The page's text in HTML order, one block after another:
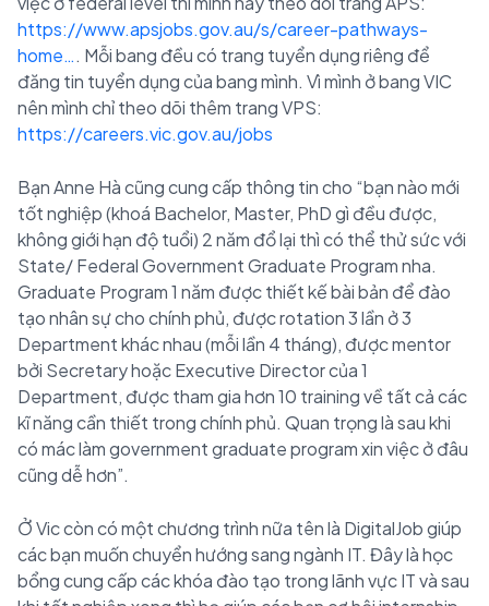
https://www.apsjobs.gov.au/s/career-pathways-
home…. Mỗi bang đều có trang tuyển dụng riêng để
đăng tin tuyển dụng của bang mình. Vì mình ở bang VIC
nên mình chỉ theo dõi thêm trang VPS:
https://careers.vic.gov.au/jobs
Bạn Anne Hà cũng cung cấp thông tin cho “bạn nào mới
tốt nghiệp (khoá Bachelor, Master, PhD gì đều được,
không giới hạn độ tuổi) 2 năm đổ lại thì có thể thử sức với
State/ Federal Government Graduate Program nha.
Graduate Program 1 năm được thiết kế bài bản để đào
tạo nhân sự cho chính phủ, được rotation 3 lần ở 3
Department khác nhau (mỗi lần 4 tháng), được mentor
bởi Secretary hoặc Executive Director của 1
Department, được tham gia hơn 10 training về tất cả các
kĩ năng cần thiết trong chính phủ. Quan trọng là sau khi
có mác làm government graduate program xin việc ở đâu
cũng dễ hơn”.
Ở Vic còn có một chương trình nữa tên là DigitalJob giúp
các bạn muốn chuyển hướng sang ngành IT. Đây là học
bổng cung cấp các khóa đào tạo trong lãnh vực IT và sau